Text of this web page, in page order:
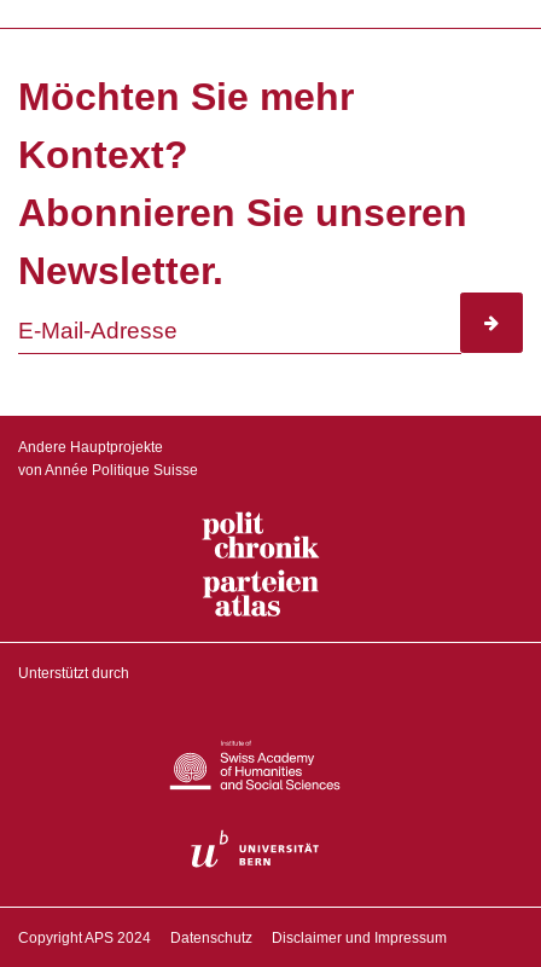
Möchten Sie mehr
Kontext?
Abonnieren Sie unseren
Newsletter.
Andere Hauptprojekte
von Année Politique Suisse
Unterstützt durch
Copyright APS 2024 Datenschutz Disclaimer und Impressum